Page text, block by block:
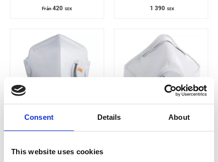
Consent Details About
This website uses cookies
Från 420 SEK 1 390 SEK